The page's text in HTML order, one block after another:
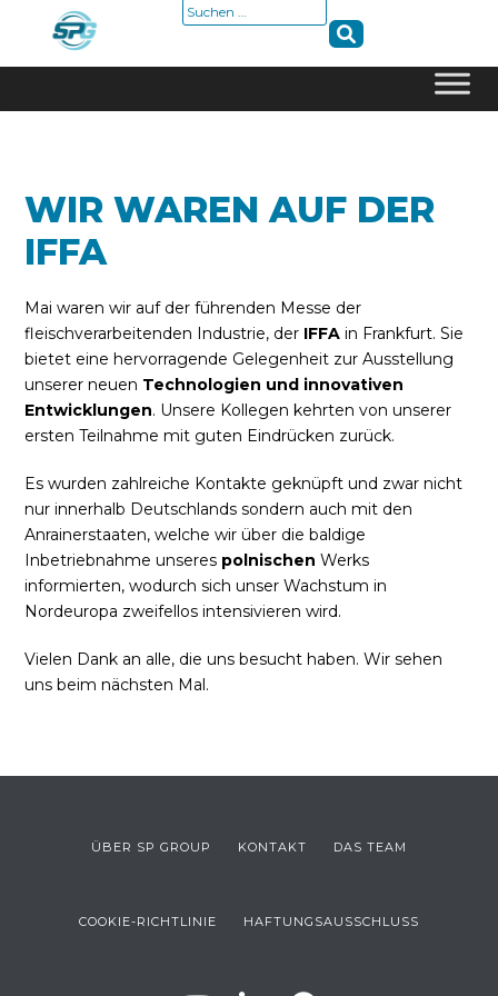
Suche
WIR WAREN AUF DER
IFFA
Mai waren wir auf der führenden Messe der
fleischverarbeitenden Industrie, der IFFAin Frankfurt. Sie
bietet eine hervorragende Gelegenheit zur Ausstellung
unserer neuen Technologien und innovativen
Entwicklungen. Unsere Kollegen kehrten von unserer
ersten Teilnahme mit guten Eindrücken zurück.
Es wurden zahlreiche Kontakte geknüpft und zwar nicht
nur innerhalb Deutschlands sondern auch mit den
Anrainerstaaten, welche wir über die baldige
Inbetriebnahme unseres polnischenWerks
informierten, wodurch sich unser Wachstum in
Nordeuropa zweifellos intensivieren wird.
Vielen Dank an alle, die uns besucht haben. Wir sehen
uns beim nächsten Mal.
ÜBER SP GROUP KONTAKT DAS TEAM
COOKIE-RICHTLINIE HAFTUNGSAUSSCHLUSS